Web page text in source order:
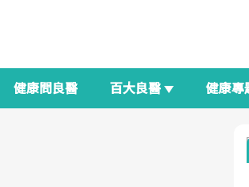
健康問良醫 百大良醫 健康專